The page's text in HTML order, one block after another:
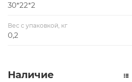
30*22*2
Вес с упаковкой, кг
0,2
Наличие